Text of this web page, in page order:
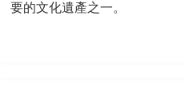
要的文化遺產之一。